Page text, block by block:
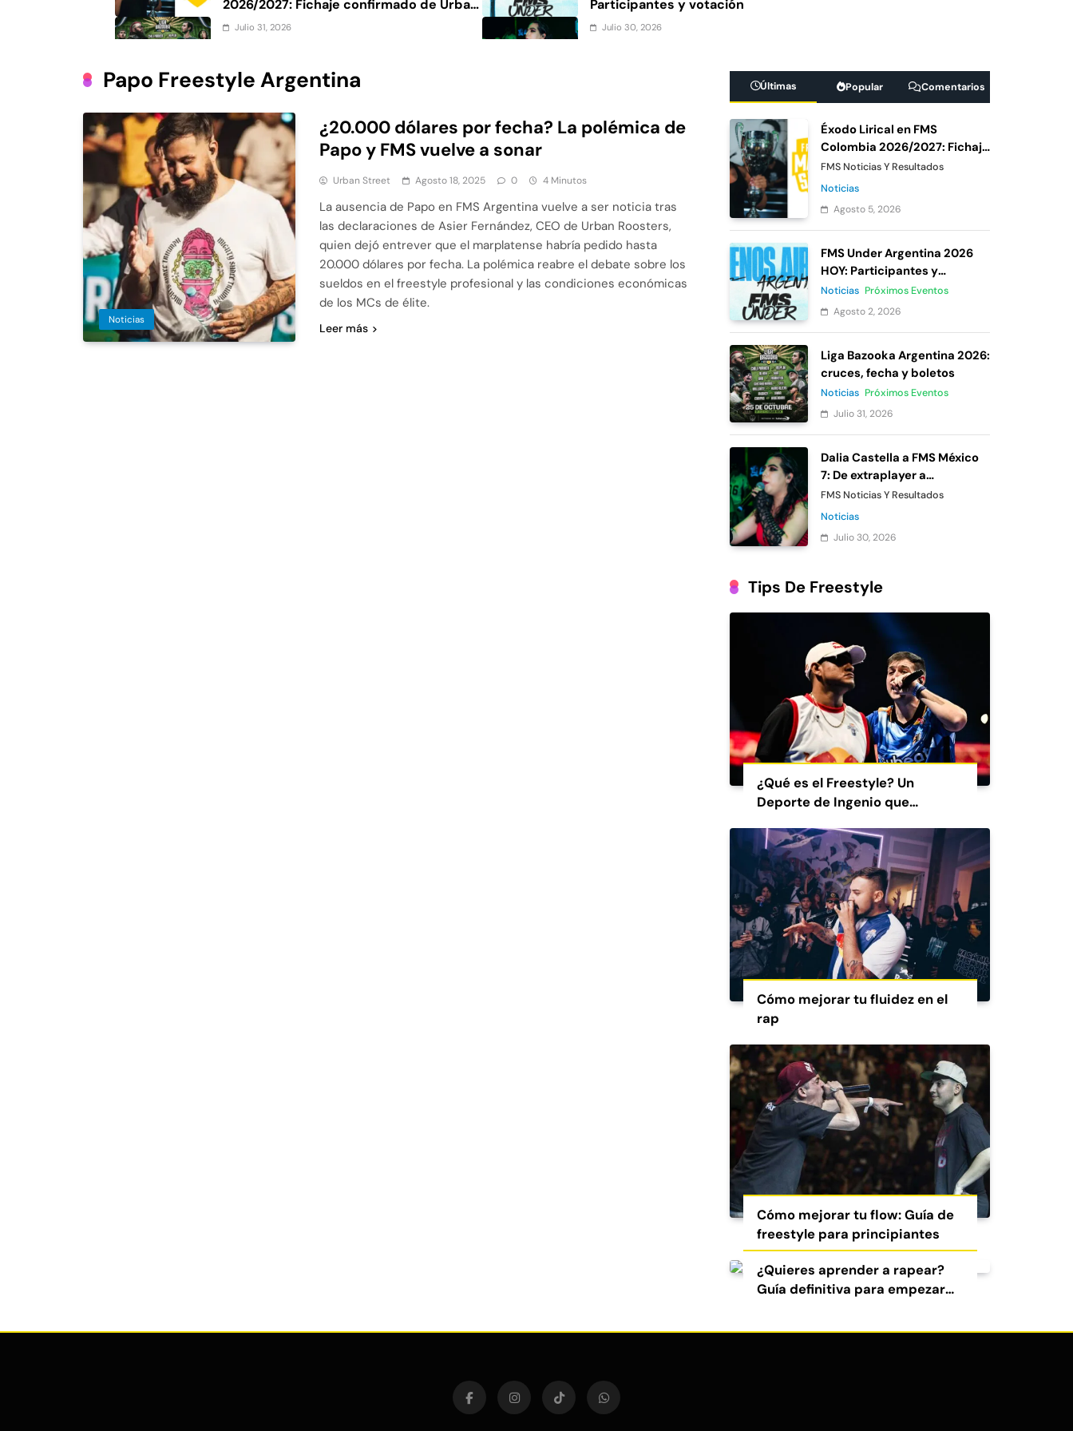
2026/2027: Fichaje confirmado de Urban
Roosters
Participantes y votación
Julio 31, 2026
fecha y boletos
Julio 30, 2026
extraplayer a participante oficial
Julio 30, 2026
Dalia Castella gana FMS Under México
2026: Resultados de la votación oficial
Saturno lidera a horas del cierre de
Papo Freestyle Argentina
Noticias
¿20.000 dólares por fecha? La polémica de
Papo y FMS vuelve a sonar
Urban Street Agosto 18, 2025 0 4 Minutos
La ausencia de Papo en FMS Argentina vuelve a ser noticia tras
las declaraciones de Asier Fernández, CEO de Urban Roosters,
quien dejó entrever que el marplatense habría pedido hasta
20.000 dólares por fecha. La polémica reabre el debate sobre los
sueldos en el freestyle profesional y las condiciones económicas
de los MCs de élite.
Leer más
Últimas Popular Comentarios
Éxodo Lirical en FMS
Colombia 2026/2027: Fichaje
confirmado de Urban
Roosters
FMS Noticias Y Resultados
Noticias
Agosto 5, 2026
FMS Under Argentina 2026
HOY: Participantes y
votación
Noticias Próximos Eventos
Agosto 2, 2026
Liga Bazooka Argentina 2026:
cruces, fecha y boletos
Noticias Próximos Eventos
Julio 31, 2026
Dalia Castella a FMS México
7: De extraplayer a
participante oficial
FMS Noticias Y Resultados
Noticias
Julio 30, 2026
Tips De Freestyle
¿Qué es el Freestyle? Un
Deporte de Ingenio que
Cómo mejorar tu fluidez en el
rap
Cómo mejorar tu flow: Guía de
freestyle para principiantes
¿Quieres aprender a rapear?
Guía definitiva para empezar